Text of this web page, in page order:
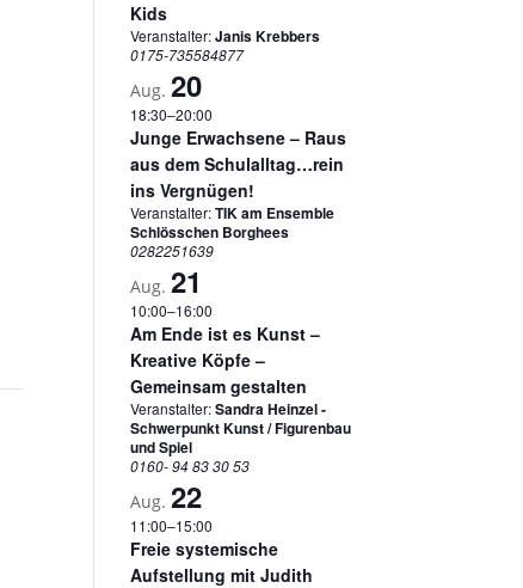
Kids
Veranstalter:Janis Krebbers
0175-735584877
Aug.20
18:30–20:00
Junge Erwachsene – Raus
aus dem Schulalltag…rein
ins Vergnügen!
Veranstalter:TIK am Ensemble
Schlösschen Borghees
0282251639
Aug.21
10:00–16:00
Am Ende ist es Kunst –
Kreative Köpfe –
Gemeinsam gestalten
Veranstalter:Sandra Heinzel -
Schwerpunkt Kunst / Figurenbau
und Spiel
0160- 94 83 30 53
Aug.22
11:00–15:00
Freie systemische
Aufstellung mit Judith